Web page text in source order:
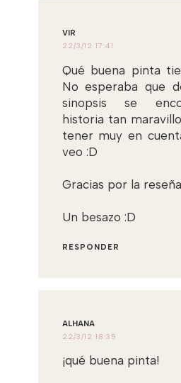
VIR
22/3/12 17:41
Qué buena pinta
No esperaba que
sinopsis se
historia tan
tener muy en
veo :D
Gracias por la
Un besazo :D
RESPONDER
ALHANA
22/3/12 18:35
¡qué buena pinta!